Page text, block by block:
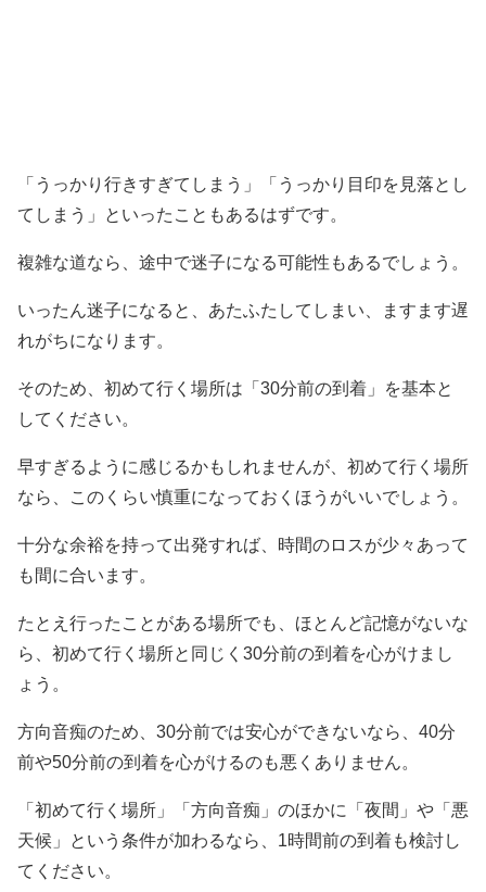
「うっかり行きすぎてしまう」「うっかり目印を見落とし
てしまう」といったこともあるはずです。
複雑な道なら、途中で迷子になる可能性もあるでしょう。
いったん迷子になると、あたふたしてしまい、ますます遅
れがちになります。
そのため、初めて行く場所は「30分前の到着」を基本と
してください。
早すぎるように感じるかもしれませんが、初めて行く場所
なら、このくらい慎重になっておくほうがいいでしょう。
十分な余裕を持って出発すれば、時間のロスが少々あって
も間に合います。
たとえ行ったことがある場所でも、ほとんど記憶がないな
ら、初めて行く場所と同じく30分前の到着を心がけまし
ょう。
方向音痴のため、30分前では安心ができないなら、40分
前や50分前の到着を心がけるのも悪くありません。
「初めて行く場所」「方向音痴」のほかに「夜間」や「悪
天候」という条件が加わるなら、1時間前の到着も検討し
てください。